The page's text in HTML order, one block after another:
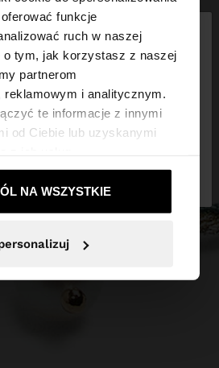
funkcje
ruch w naszej
o tym, jak korzystasz z naszej
partnerom
reklamowym i analitycznym.
te informacje z innymi
od Ciebie lub uzyskanymi
NA WSZYSTKIE
Polska. Czy chcesz
United States?